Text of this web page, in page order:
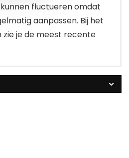
fluctueren omdat
aanpassen. Bij het
je de meest recente